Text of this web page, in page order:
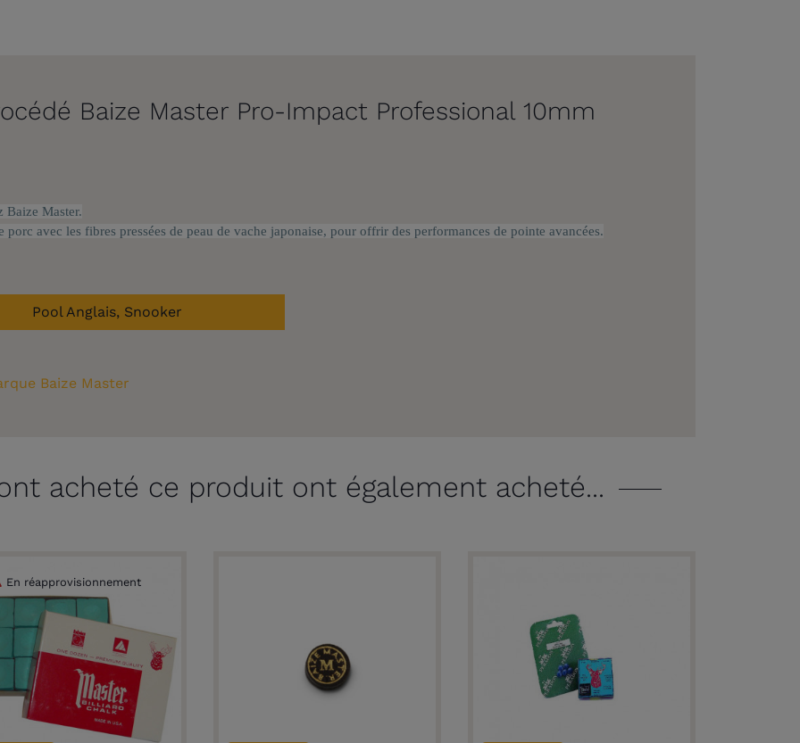
Baize Master Pro-Impact Professional 10mm
Baize Master.
avec les fibres pressées de peau de vache japonaise, pour offrir des performances de pointe avancées.
Pool Anglais, Snooker
Baize Master
acheté ce produit ont également acheté...
En réapprovisionnement